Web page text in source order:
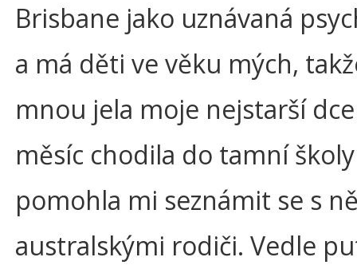
Brisbane jako uznávaná
a má děti ve věku mých,
mnou jela moje nejstarší
měsíc chodila do tamní
pomohla mi seznámit se s
australskými rodiči. Vedle